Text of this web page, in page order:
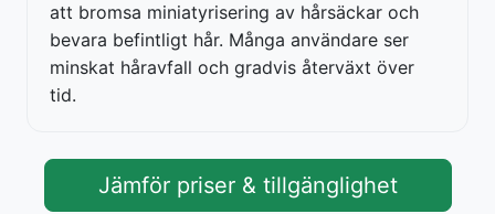
att bromsa miniatyrisering av hårsäckar och
bevara befintligt hår. Många användare ser
minskat håravfall och gradvis återväxt över
tid.
Jämför priser & tillgänglighet